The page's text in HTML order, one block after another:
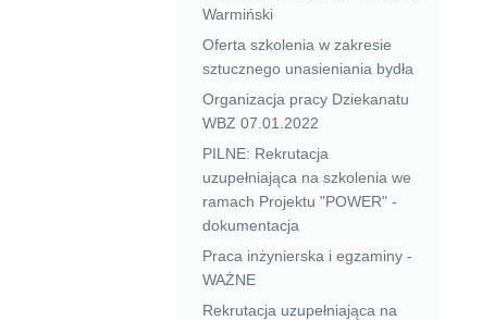
Warmiński
Oferta szkolenia w zakresie
sztucznego unasieniania bydła
Organizacja pracy Dziekanatu
WBZ 07.01.2022
PILNE: Rekrutacja
uzupełniająca na szkolenia we
ramach Projektu "POWER" -
dokumentacja
Praca inżynierska i egzaminy -
WAŻNE
Rekrutacja uzupełniająca na